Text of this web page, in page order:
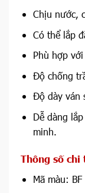
Chịu nước,
Có thể lắp
Phù hợp
Độ chống
Độ dày ván
Dễ dàng
minh.
Thông số chi
Mã màu: